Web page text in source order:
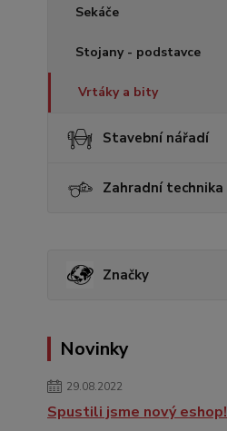
Sekáče
Stojany - podstavce
Vrtáky a bity
Stavební nářadí
Zahradní technika
Značky
Novinky
29.08.2022
Spustili jsme nový eshop!